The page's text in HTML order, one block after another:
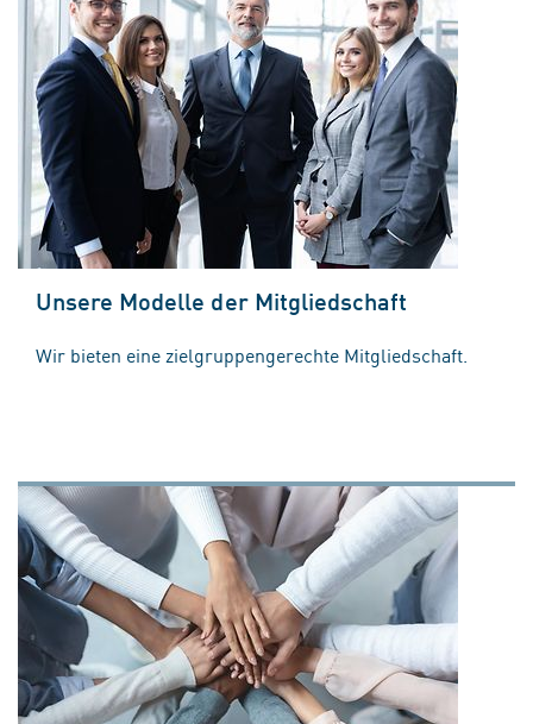
Unsere Modelle der Mitgliedschaft
Wir bieten eine zielgruppengerechte Mitgliedschaft.